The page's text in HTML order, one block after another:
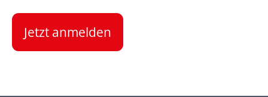
Jetzt anmelden